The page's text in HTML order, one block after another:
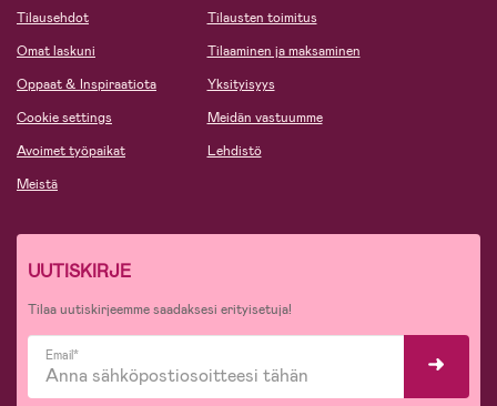
Tilausehdot
Omat laskuni
Oppaat & Inspiraatiota
Cookie settings
Avoimet työpaikat
Meistä
Tilausten toimitus
Tilaaminen ja maksaminen
Yksityisyys
Meidän vastuumme
Lehdistö
UUTISKIRJE
Tilaa uutiskirjeemme saadaksesi erityisetuja!
Email*